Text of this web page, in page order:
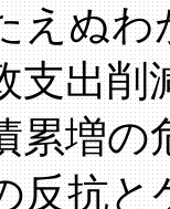
ぬわ
出削
増の
抗と